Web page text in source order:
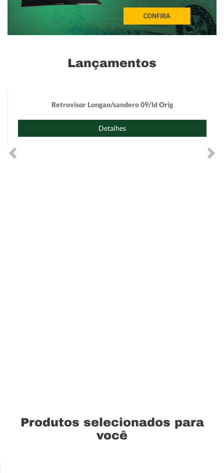
Lançamentos
Retrovisor Longan/sandero 09/ld Orig
Detalhes
Produtos selecionados para
você